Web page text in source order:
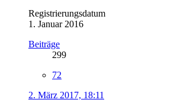
Registrierungsdatum
1. Januar 2016
Beiträge
299
72
2. März 2017, 18:11